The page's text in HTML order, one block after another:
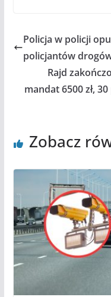
Policja w policji
policjantów
Rajd
mandat 6500 zł,
Zobacz